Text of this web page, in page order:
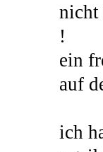
nicht
!
ein
auf
ich